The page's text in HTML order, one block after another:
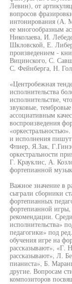
Левин), от
вопросов
интонирования (А.
ее многообразным
Николаева, И.
Шкловской, Е.
произведением -
Вицинского, С.
С. Фейнберга, Н.
«Центробежная
исполнительства
исполнительстве,
звуковые,
ассоциативным
воспроизведения
и исполнения
Флиер, Я.Зак,
оркестральности
Г. Крауклис, А.
фортепианной
Важное значение в
сыграли сборники
фортепианных
фортепианной
рекомендации.
исполнительства»
педагогики» под
обучения игре на
рассказывают», «Г.
рассказывают», Л.
пианиста», Б.
другие. Вопросам
композиторов